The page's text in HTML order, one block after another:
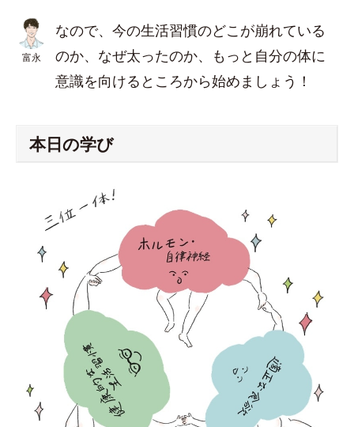
富永
なので、今の生活習慣のどこが崩れている
のか、なぜ太ったのか、もっと自分の体に
意識を向けるところから始めましょう！
本日の学び